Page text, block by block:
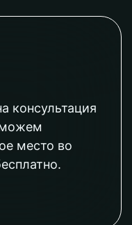
консультация
место во